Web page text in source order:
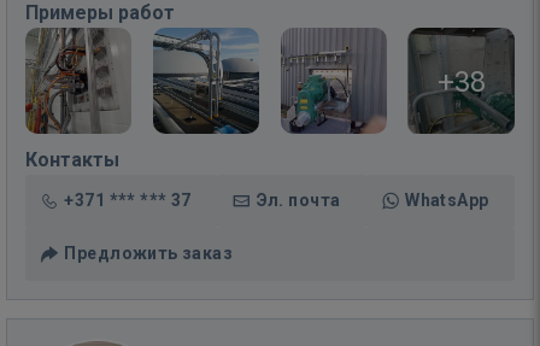
Примеры работ
+38
Контакты
+371 *** *** 37 Эл. почта WhatsApp
Предложить заказ